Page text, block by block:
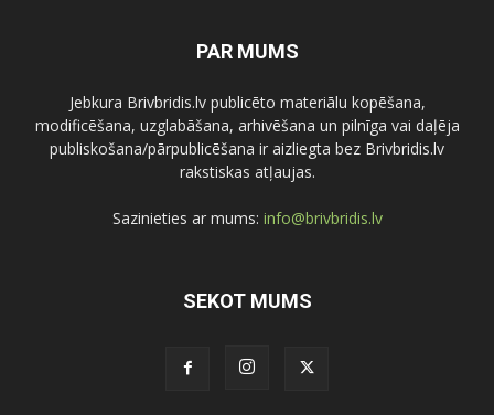
PAR MUMS
Jebkura Brivbridis.lv publicēto materiālu kopēšana,
modificēšana, uzglabāšana, arhivēšana un pilnīga vai daļēja
publiskošana/pārpublicēšana ir aizliegta bez Brivbridis.lv
rakstiskas atļaujas.
Sazinieties ar mums: info@brivbridis.lv
SEKOT MUMS